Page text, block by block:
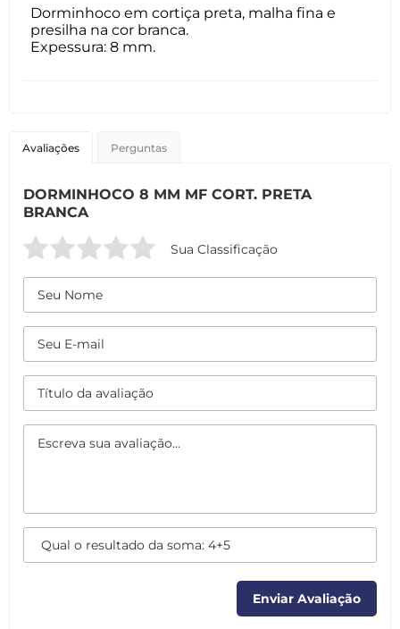
Dorminhoco em cortiça preta, malha fina e
presilha na cor branca.
Expessura: 8 mm.
Avaliações Perguntas
DORMINHOCO 8 MM MF CORT. PRETA
BRANCA
Sua Classificação